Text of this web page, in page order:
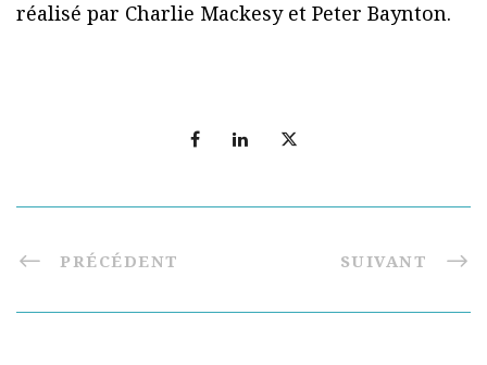
réalisé par Charlie Mackesy et Peter Baynton.
PRÉCÉDENT SUIVANT